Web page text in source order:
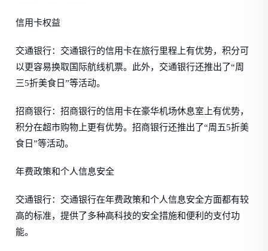
信用卡权益
交通银行：交通银行的信用卡在旅行里程上有优势，积分可
以更容易换取国际航线机票。此外，交通银行还推出了“周
三5折美食日”等活动。
招商银行：招商银行的信用卡在豪华机场休息室上有优势，
积分在超市购物上更有优势。招商银行还推出了“周五5折美
食日”等活动。
年费政策和个人信息安全
交通银行：交通银行在年费政策和个人信息安全方面都有较
高的标准，提供了多种高科技的安全措施和便利的支付功
能。